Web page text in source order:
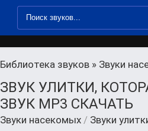
Библиотека звуков » Звуки
ЗВУК УЛИТКИ,
ЗВУК MP3 СКАЧАТЬ
Звуки насекомых / Звуки